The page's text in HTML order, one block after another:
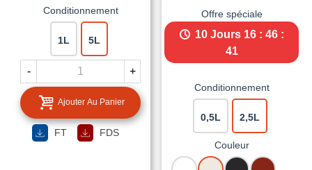
Conditionnement
1L 5L
- +
Ajouter Au Panier
FT FDS
Offre spéciale
10 Jours 16 : 46 :
40
Conditionnement
0,5L 2,5L
Couleur
BLANC BLANC NOIR
ROUGE